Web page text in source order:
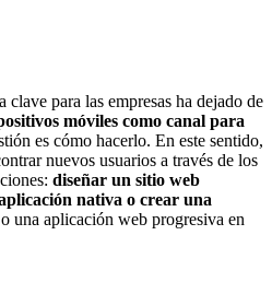
para las empresas ha dejado de
móviles como canal para
es cómo hacerlo. En este sentido,
nuevos usuarios a través de los
diseñar un sitio web
nativa o crear una
una aplicación web progresiva en